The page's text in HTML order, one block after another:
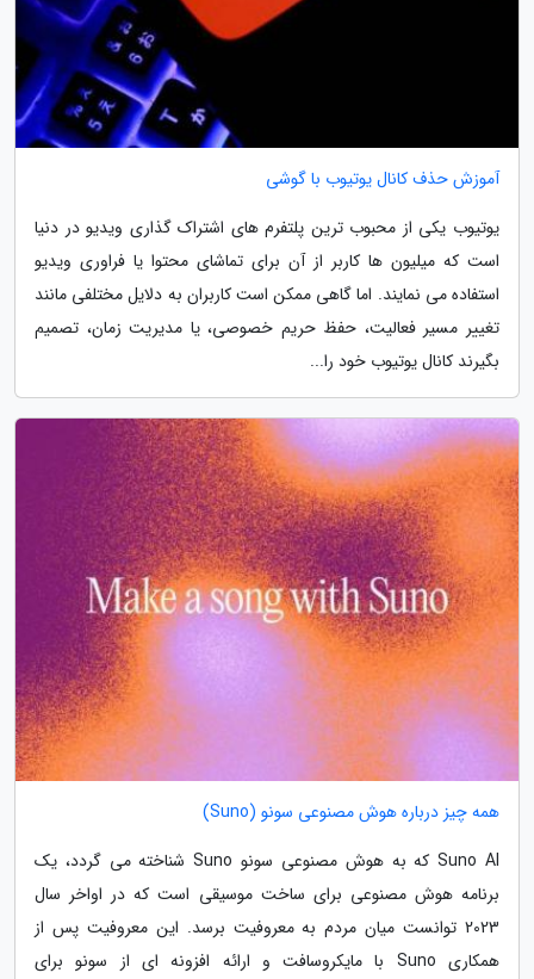
آموزش حذف کانال یوتیوب با گوشی
یوتیوب یکی از محبوب ترین پلتفرم های اشتراک گذاری ویدیو در دنیا
است که میلیون ها کاربر از آن برای تماشای محتوا یا فراوری ویدیو
استفاده می نمایند. اما گاهی ممکن است کاربران به دلایل مختلفی مانند
تغییر مسیر فعالیت، حفظ حریم خصوصی، یا مدیریت زمان، تصمیم
بگیرند کانال یوتیوب خود را...
همه چیز درباره هوش مصنوعی سونو (Suno)
Suno AI که به هوش مصنوعی سونو Suno شناخته می گردد، یک
برنامه هوش مصنوعی برای ساخت موسیقی است که در اواخر سال
2023 توانست میان مردم به معروفیت برسد. این معروفیت پس از
همکاری Suno با مایکروسافت و ارائه افزونه ای از سونو برای